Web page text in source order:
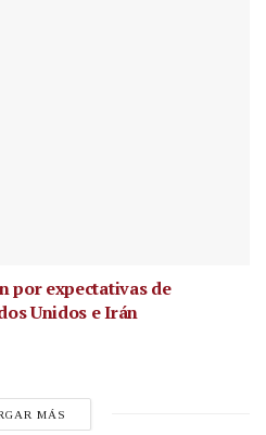
por expectativas de
Unidos e Irán
MÁS